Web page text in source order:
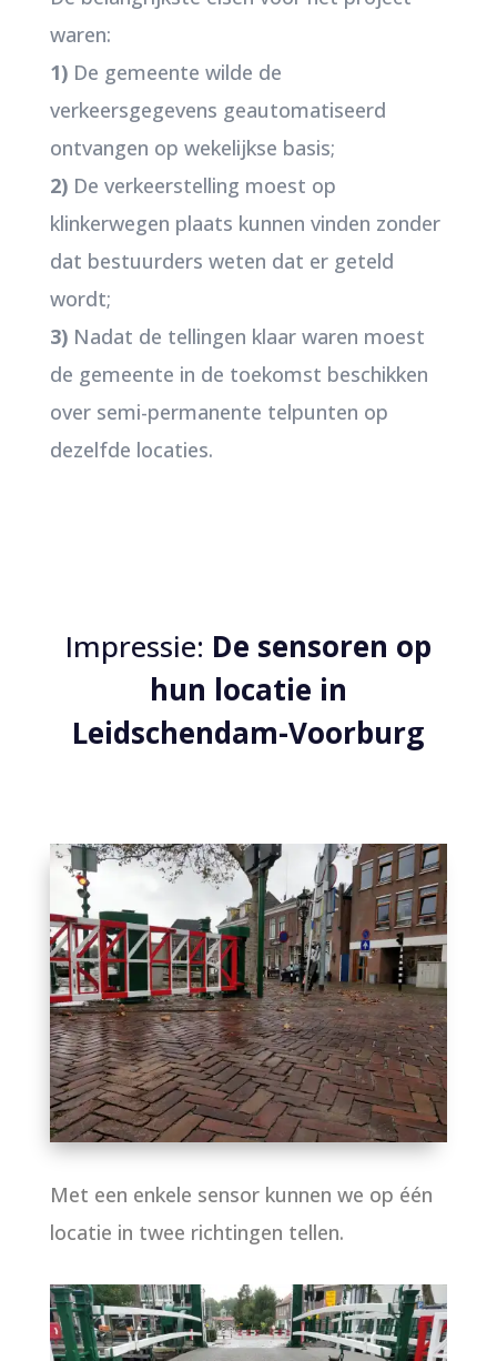
waren:
1)De gemeente wilde de
verkeersgegevens geautomatiseerd
ontvangen op wekelijkse basis;
2)De verkeerstelling moest op
klinkerwegen plaats kunnen vinden zonder
dat bestuurders weten dat er geteld
wordt;
3)Nadat de tellingen klaar waren moest
de gemeente in de toekomst beschikken
over semi-permanente telpunten op
dezelfde locaties.
Impressie: De sensoren op
hun locatie in
Leidschendam-Voorburg
Met een enkele sensor kunnen we op één
locatie in twee richtingen tellen.